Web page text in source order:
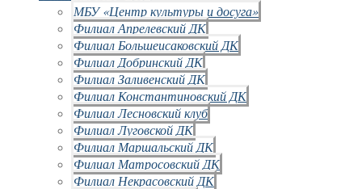
МБУ «Центр культуры и досуга»
Филиал Апрелевский ДК
Филиал Большеисаковский ДК
Филиал Добринский ДК
Филиал Заливенский ДК
Филиал Константиновский ДК
Филиал Лесновский клуб
Филиал Луговской ДК
Филиал Маршальский ДК
Филиал Матросовский ДК
Филиал Некрасовский ДК